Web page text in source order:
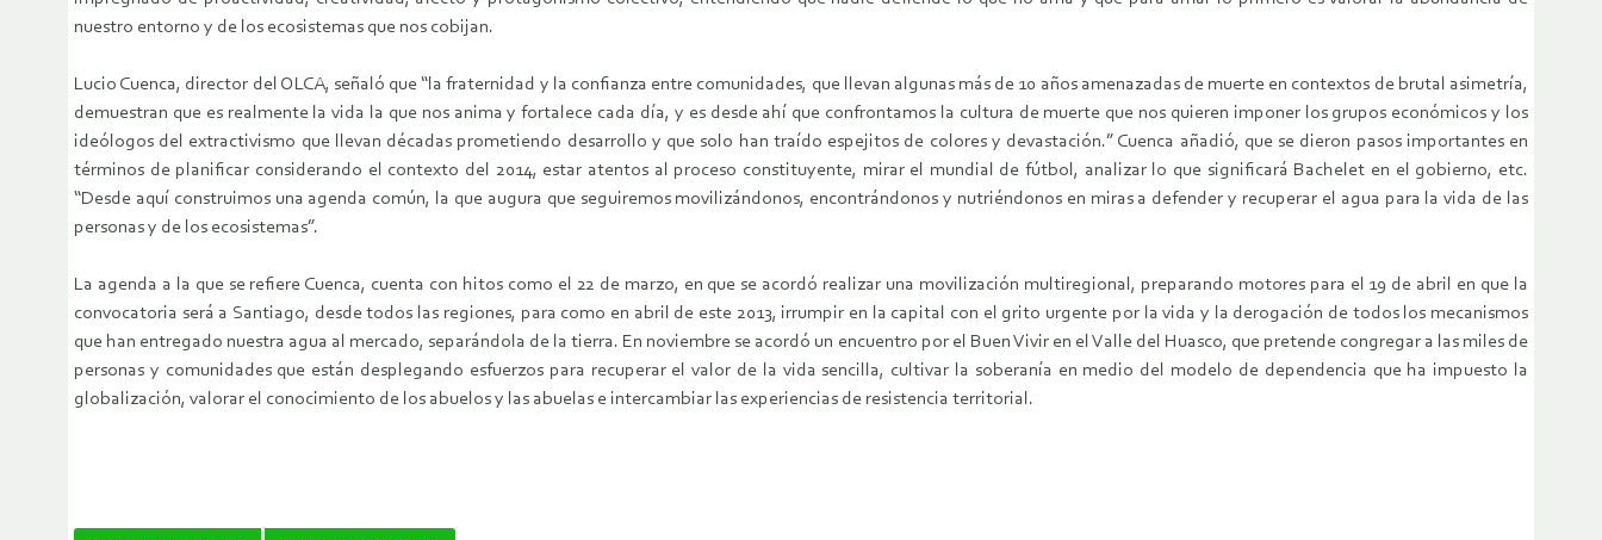
nuestro entorno y de los ecosistemas que nos cobijan.
Lucio Cuenca, director del OLCA, señaló que “la fraternidad y la confianza entre comunidades, que llevan algunas más de 10 años amenazadas de muerte en contextos de brutal asimetría,
demuestran que es realmente la vida la que nos anima y fortalece cada día, y es desde ahí que confrontamos la cultura de muerte que nos quieren imponer los grupos económicos y los
ideólogos del extractivismo que llevan décadas prometiendo desarrollo y que solo han traído espejitos de colores y devastación.” Cuenca añadió, que se dieron pasos importantes en
términos de planificar considerando el contexto del 2014, estar atentos al proceso constituyente, mirar el mundial de fútbol, analizar lo que significará Bachelet en el gobierno, etc.
“Desde aquí construimos una agenda común, la que augura que seguiremos movilizándonos, encontrándonos y nutriéndonos en miras a defender y recuperar el agua para la vida de las
personas y de los ecosistemas”.
La agenda a la que se refiere Cuenca, cuenta con hitos como el 22 de marzo, en que se acordó realizar una movilización multiregional, preparando motores para el 19 de abril en que la
convocatoria será a Santiago, desde todos las regiones, para como en abril de este 2013, irrumpir en la capital con el grito urgente por la vida y la derogación de todos los mecanismos
que han entregado nuestra agua al mercado, separándola de la tierra. En noviembre se acordó un encuentro por el Buen Vivir en el Valle del Huasco, que pretende congregar a las miles de
personas y comunidades que están desplegando esfuerzos para recuperar el valor de la vida sencilla, cultivar la soberanía en medio del modelo de dependencia que ha impuesto la
globalización, valorar el conocimiento de los abuelos y las abuelas e intercambiar las experiencias de resistencia territorial.